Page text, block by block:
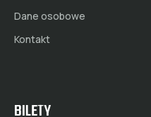
Dane osobowe
Kontakt
BILETY